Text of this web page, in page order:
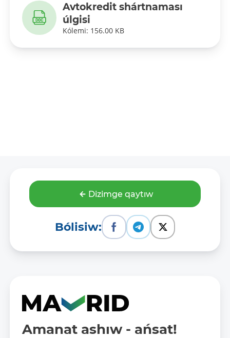
Avtokredit shártnaması
úlgisi
Kólemi: 156.00 KB
Dizimge qaytıw
Bólisiw:
Amanat ashıw - ańsat!